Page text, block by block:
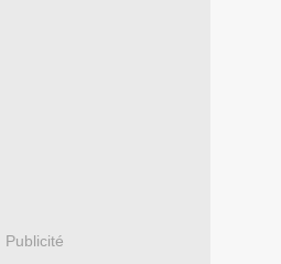
Publicité